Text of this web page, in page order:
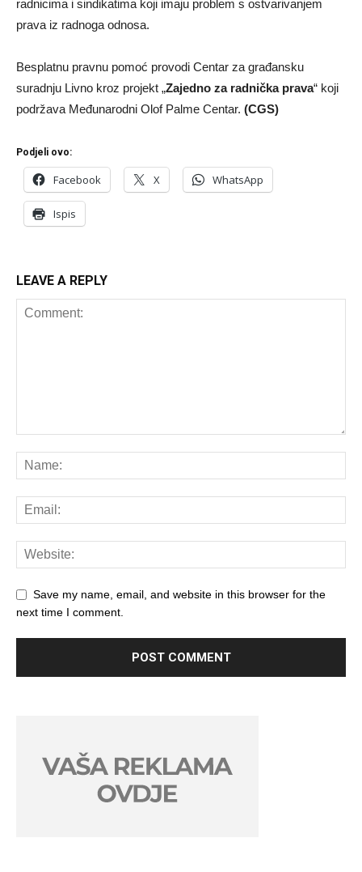
radnicima i sindikatima koji imaju problem s ostvarivanjem
prava iz radnoga odnosa.
Besplatnu pravnu pomoć provodi Centar za građansku
suradnju Livno kroz projekt „Zajedno za radnička prava“ koji
podržava Međunarodni Olof Palme Centar. (CGS)
Podjeli ovo:
Facebook X WhatsApp
Ispis
LEAVE A REPLY
Save my name, email, and website in this browser for the
next time I comment.